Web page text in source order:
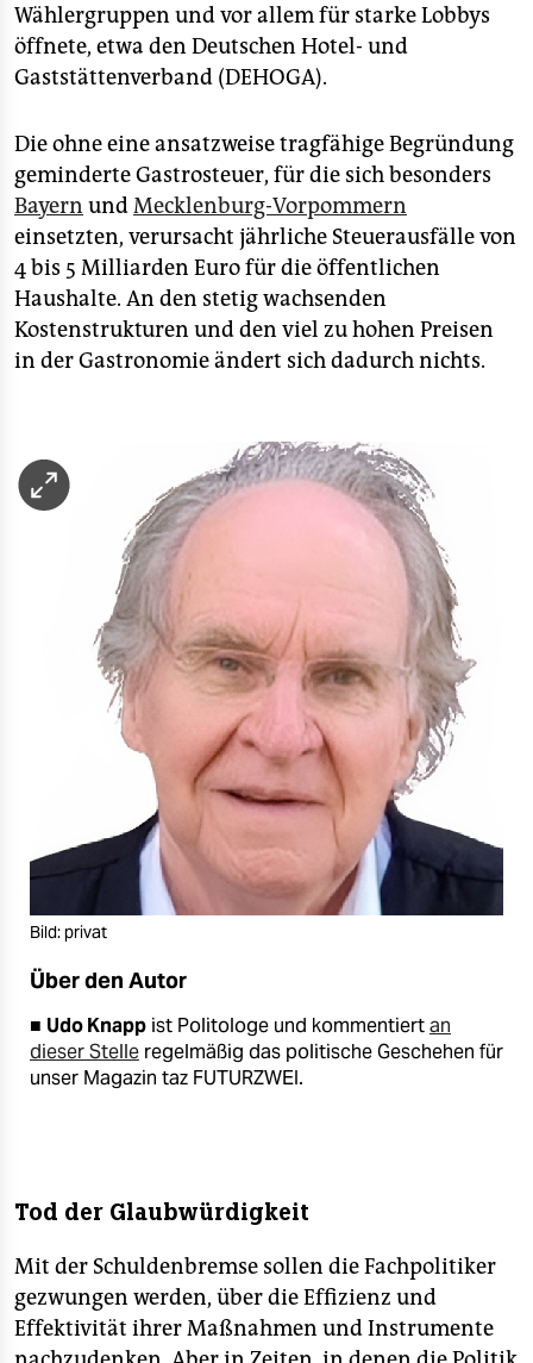
Wählergruppen und vor allem für starke Lobbys
öffnete, etwa den Deutschen Hotel- und
Gaststättenverband (DEHOGA).
Die ohne eine ansatzweise tragfähige Begründung
geminderte Gastrosteuer, für die sich besonders
Bayern undMecklenburg-Vorpommern
einsetzten, verursacht jährliche Steuerausfälle von
4 bis 5 Milliarden Euro für die öffentlichen
Haushalte. An den stetig wachsenden
Kostenstrukturen und den viel zu hohen Preisen
in der Gastronomie ändert sich dadurch nichts.
Bild: privat
Über den Autor
■ Udo Knapp ist Politologe und kommentiertan
dieser Stelle regelmäßig das politische Geschehen für
unser Magazin taz FUTURZWEI.
Tod der Glaubwürdigkeit
Mit der Schuldenbremse sollen die Fachpolitiker
gezwungen werden, über die Effizienz und
Effektivität ihrer Maßnahmen und Instrumente